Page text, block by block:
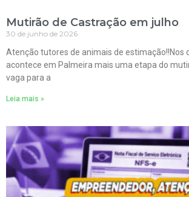
Mutirão de Castração em julho
30 de junho de 2026
Atenção tutores de animais de estimação!!Nos
acontece em Palmeira mais uma etapa do
vaga para a
Leia mais »